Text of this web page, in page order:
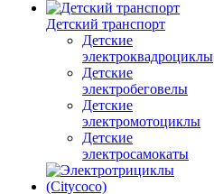
Детский транспорт
Детские
электроквадроциклы
Детские
электробеговелы
Детские
электромотоциклы
Детские
электросамокаты